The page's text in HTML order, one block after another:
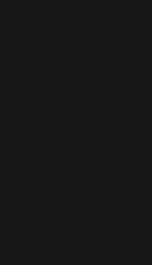
Много
сторон,
газовые
которым можно